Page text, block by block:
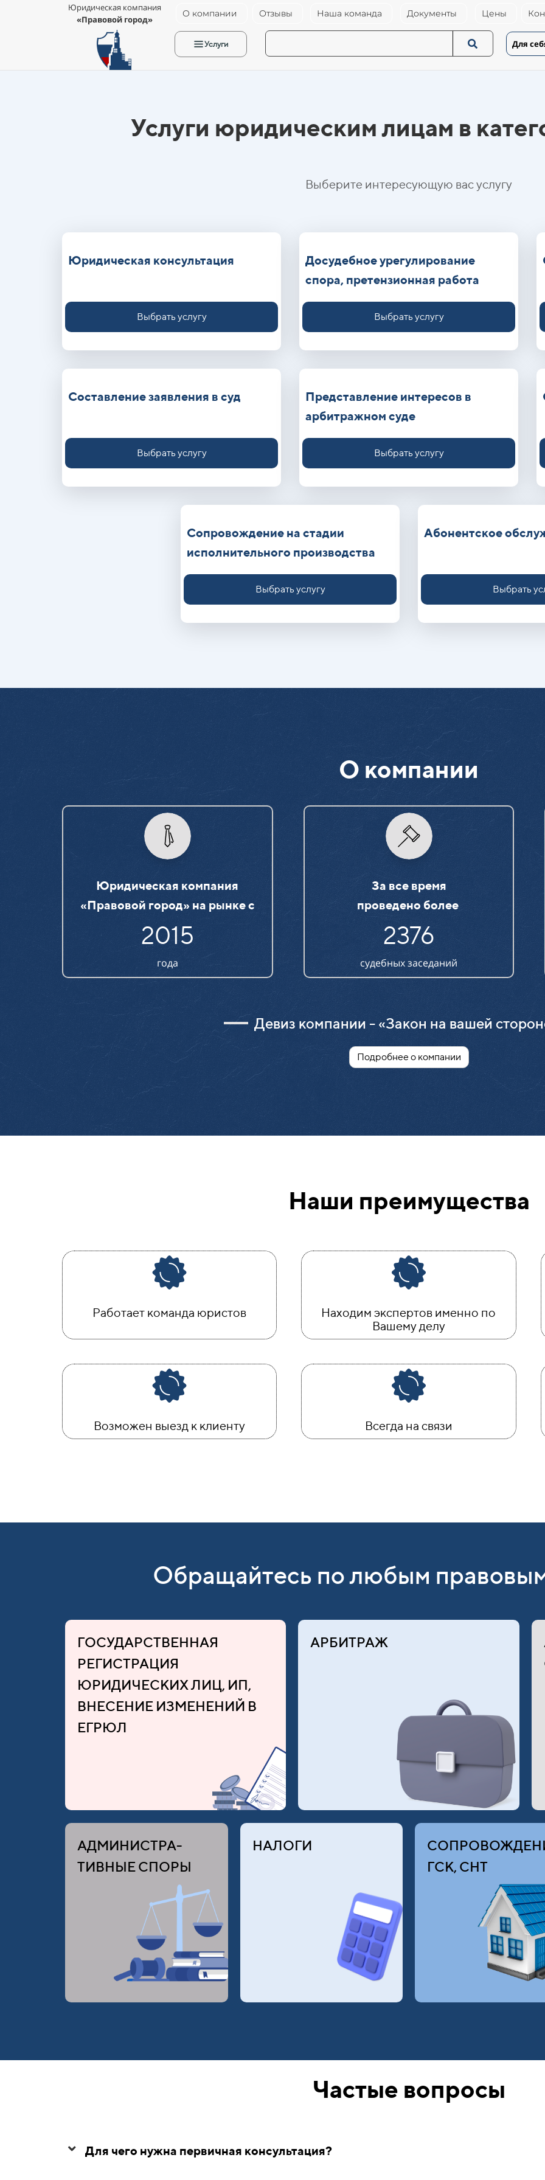
Юридическая компания
«Правовой город»
О компании Отзывы Наша команда Документы Цены
Услуги Для
Услуги юридическим лицам в
Выберите интересующую вас услугу
Юридическая консультация
Выбрать услугу
Досудебное урегулирование
спора, претензионная работа
Выбрать услугу
Составление заявления в суд
Выбрать услугу
Представление интересов в
арбитражном суде
Выбрать услугу
Сопровождение на стадии
исполнительного производства
Выбрать услугу
Абонентское
Выбрать
О компании
Юридическая компания
«Правовой город» на рынке c
2015
года
За все время
проведено более
2376
судебных заседаний
Девиз компании - «Закон на вашей
Подробнее о компании
Наши преимущества
Работает команда юристов
Находим экспертов именно по
Вашему делу
Возможен выезд к клиенту Всегда на связи
Обращайтесь по любым
ГОСУДАРСТВЕННАЯ
РЕГИСТРАЦИЯ
ЮРИДИЧЕСКИХ ЛИЦ, ИП,
ВНЕСЕНИЕ ИЗМЕНЕНИЙ В
ЕГРЮЛ
АРБИТРАЖ
АДМИНИСТРА-
ТИВНЫЕ СПОРЫ
НАЛОГИ
ГСК, СНТ
Частые вопросы
Для чего нужна первичная консультация?